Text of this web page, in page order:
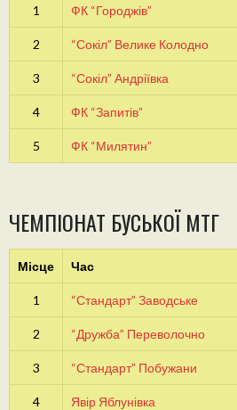
1 ФК “Городжів”
2 “Сокіл” Велике Колодно
3 “Сокіл” Андріївка
4 ФК “Запитів”
5 ФК “Милятин”
ЧЕМПІОНАТ БУСЬКОЇ МТГ
Місце Час
1 “Стандарт” Заводське
2 “Дружба” Переволочно
3 “Стандарт” Побужани
4 Явір Яблунівка